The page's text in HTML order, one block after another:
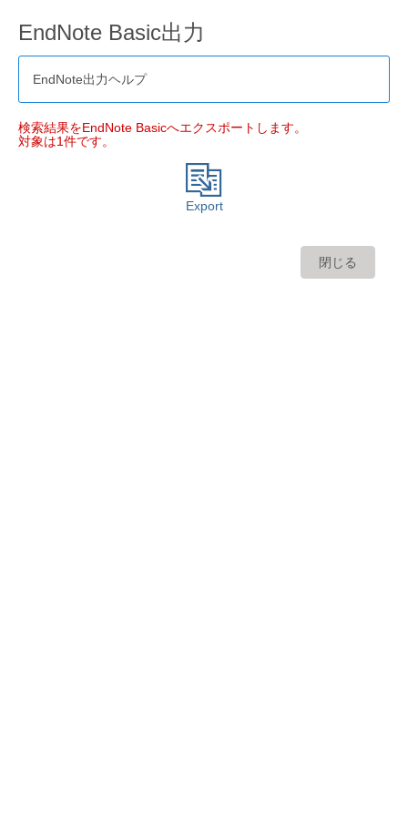
EndNote Basic出力
EndNote出力ヘルプ
検索結果をEndNote Basicへエクスポートします。
対象は1件です。
Export